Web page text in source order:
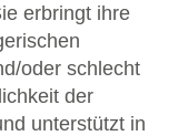
erbringt ihre
oder schlecht
der
unterstützt in